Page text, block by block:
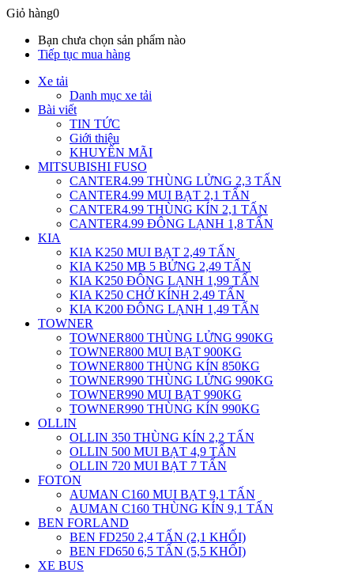
Giỏ hàng0
Bạn chưa chọn sản phẩm nào
Tiếp tục mua hàng
Xe tải
Danh mục xe tải
Bài viết
TIN TỨC
Giới thiệu
KHUYẾN MÃI
MITSUBISHI FUSO
CANTER4.99 THÙNG LỬNG 2,3 TẤN
CANTER4.99 MUI BẠT 2,1 TẤN
CANTER4.99 THÙNG KÍN 2,1 TẤN
CANTER4.99 ĐÔNG LẠNH 1,8 TẤN
KIA
KIA K250 MUI BẠT 2,49 TẤN
KIA K250 MB 5 BỬNG 2,49 TẤN
KIA K250 ĐÔNG LẠNH 1,99 TẤN
KIA K250 CHỞ KÍNH 2,49 TẤN
KIA K200 ĐÔNG LẠNH 1,49 TẤN
TOWNER
TOWNER800 THÙNG LỬNG 990KG
TOWNER800 MUI BẠT 900KG
TOWNER800 THÙNG KÍN 850KG
TOWNER990 THÙNG LỬNG 990KG
TOWNER990 MUI BẠT 990KG
TOWNER990 THÙNG KÍN 990KG
OLLIN
OLLIN 350 THÙNG KÍN 2,2 TẤN
OLLIN 500 MUI BẠT 4,9 TẤN
OLLIN 720 MUI BẠT 7 TẤN
FOTON
AUMAN C160 MUI BẠT 9,1 TẤN
AUMAN C160 THÙNG KÍN 9,1 TẤN
BEN FORLAND
BEN FD250 2,4 TẤN (2,1 KHỐI)
BEN FD650 6,5 TẤN (5,5 KHỐI)
XE BUS